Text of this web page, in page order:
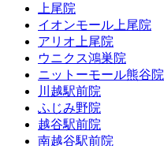
上尾院
イオンモール上尾院
アリオ上尾院
ウニクス鴻巣院
ニットーモール熊谷院
川越駅前院
ふじみ野院
越谷駅前院
南越谷駅前院